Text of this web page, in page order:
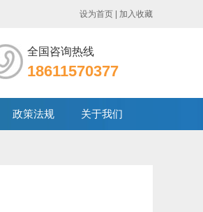
设为首页 加入收藏
全国咨询热线
18611570377
政策法规 关于我们